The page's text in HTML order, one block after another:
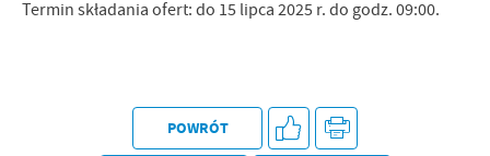
Termin składania ofert: do 15 lipca 2025 r. do godz. 09:00.
POWRÓT
Firmy te działają w charakterze pośredników prezentujących nasze